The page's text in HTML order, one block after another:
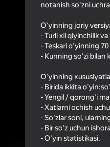
notanish so'zni
O'yinning joriy
- Turli xil qiyinchilik
- Teskari o'yinning
- Kunning so'zi bilan
O'yinning
- Birida ikkita
- Yengil / qorong'i
- Xatlarni ochish
- So'zlar soni,
- Bir so'z uchun
- O'yin statistikasi.